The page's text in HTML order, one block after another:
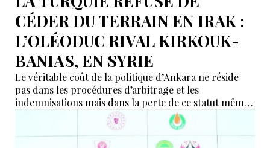
CÉDER DU TERRAIN EN IRAK :
L’OLÉODUC RIVAL KIRKOUK-
BANIAS, EN SYRIE
Le véritable coût de la politique d’Ankara ne réside
pas dans les procédures d’arbitrage et les
indemnisations mais dans la perte de ce statut même
d’« intermédiaire indispensable » que la Turquie a mis
des décennies à construire.